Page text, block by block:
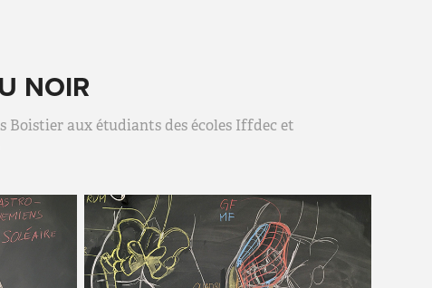
NOIR
aux étudiants des écoles Iffdec et